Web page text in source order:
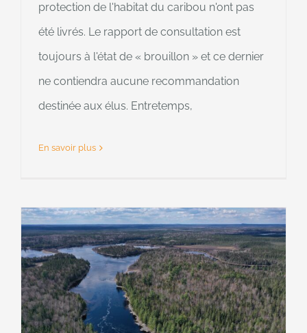
protection de l'habitat du caribou n'ont pas
été livrés. Le rapport de consultation est
toujours à l'état de « brouillon » et ce dernier
ne contiendra aucune recommandation
destinée aux élus. Entretemps,
En savoir plus